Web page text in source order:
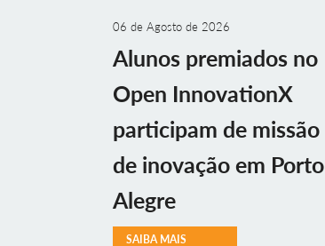
06 de Agosto de 2026
Alunos premiados no
Open InnovationX
participam de missão
de inovação em Porto
Alegre
SAIBA MAIS